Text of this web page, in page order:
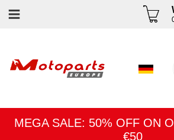
MEGA SALE: 50% OFF ON
€50